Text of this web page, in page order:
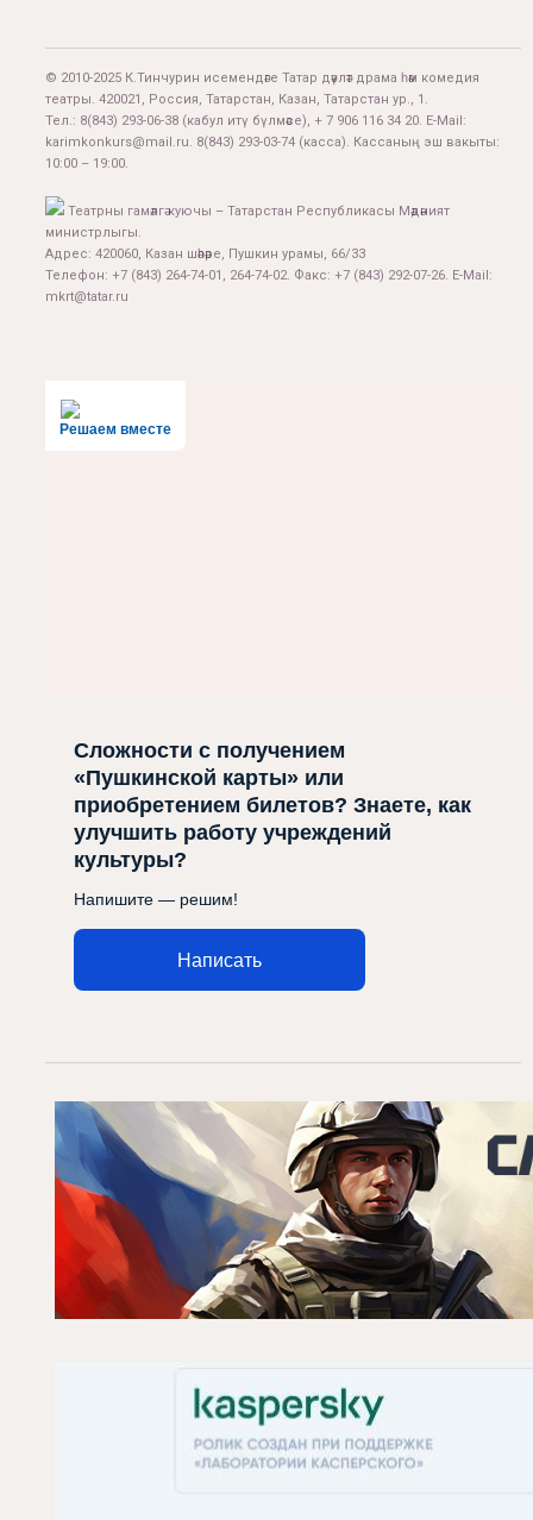
© 2010-2025 К.Тинчурин исемендәге Татар дәүләт драма һәм комедия
театры. 420021, Россия, Татарстан, Казан, Татарстан ур., 1.
Тел.: 8(843) 293-06-38 (кабул итү бүлмәсе), + 7 906 116 34 20. E-Mail:
karimkonkurs@mail.ru. 8(843) 293-03-74 (касса). Кассаның эш вакыты:
10:00 – 19:00.
Театрны гамәлгә куючы – Татарстан Республикасы Мәдәният
министрлыгы.
Адрес: 420060, Казан шәһәре, Пушкин урамы, 66/33
Телефон: +7 (843) 264-74-01, 264-74-02. Факс: +7 (843) 292-07-26. E-Mail:
mkrt@tatar.ru
Решаем вместе
Сложности с получением
«Пушкинской карты» или
приобретением билетов? Знаете, как
улучшить работу учреждений
культуры?
Напишите — решим!
Написать